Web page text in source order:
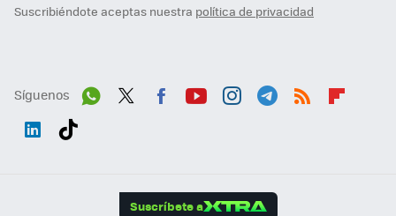
Suscribiéndote aceptas nuestra política de privacidad
Síguenos
Suscríbete a